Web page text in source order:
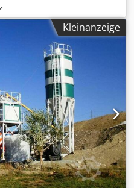
konzipiert.
Container und kann in 3
Dkedpfx Ajga D I Roh Dor
mit einem
Litern ausgestattet, die
ausgeführt werden
der
SEMIX Betonmischern
verwendet. Alle
sind zwecks
geformt. Die robuste
lange Lebensdauer. Die
gewogen, der die
übergibt.
bieten eine Vielfalt an
Kleinanzeige